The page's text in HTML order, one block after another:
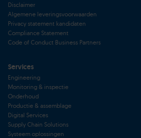
Disclaimer
Algemene leveringsvoorwaarden
Privacy statement kandidaten
Compliance Statement
Code of Conduct Business Partners
Services
Engineering
Monitoring & inspectie
Onderhoud
Productie & assemblage
Digital Services
Supply Chain Solutions
Systeem oplossingen